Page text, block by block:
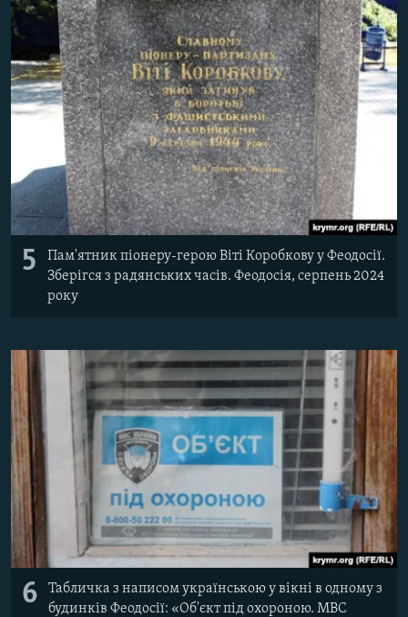
5
Пам'ятник піонеру-герою Віті Коробкову у Феодосії.
Зберігся з радянських часів. Феодосія, серпень 2024
року
6
Табличка з написом українською у вікні в одному з
будинків Феодосії: «Об'єкт під охороною. МВС